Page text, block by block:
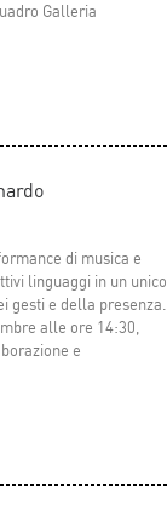
Galleria
di musica e
linguaggi in un unico
gesti e della presenza.
alle ore 14:30,
e